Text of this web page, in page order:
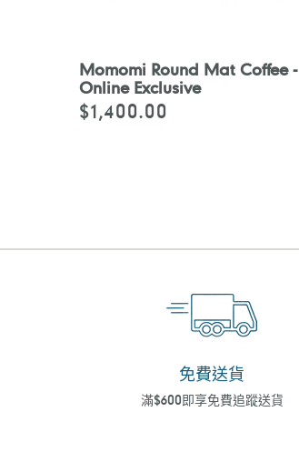
Momomi Round Mat Coffee -
Online Exclusive
定
$1,400.00
免費送貨
滿$600即享免費追蹤送貨